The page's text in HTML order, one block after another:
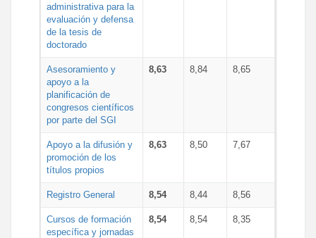
administrativa para la
evaluación y defensa
de la tesis de
doctorado
Asesoramiento y
apoyo a la
planificación de
congresos científicos
por parte del SGI
8,63 8,84 8,65
Apoyo a la difusión y
promoción de los
títulos propios
8,63 8,50 7,67
Registro General 8,54 8,44 8,56
Cursos de formación
específica y jornadas
8,54 8,54 8,35